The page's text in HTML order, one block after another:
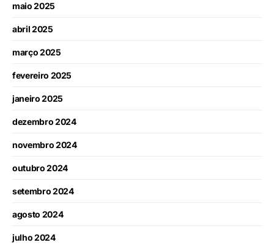
maio 2025
abril 2025
março 2025
fevereiro 2025
janeiro 2025
dezembro 2024
novembro 2024
outubro 2024
setembro 2024
agosto 2024
julho 2024